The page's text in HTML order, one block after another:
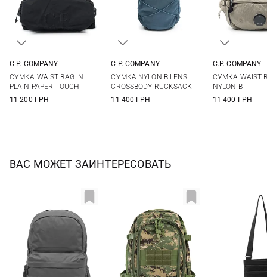
C.P. COMPANY
СУМКА WAIST BAG IN
PLAIN PAPER TOUCH
11 200 ГРН
C.P. COMPANY
СУМКА NYLON B LENS
CROSSBODY RUCKSACK
11 400 ГРН
C.P. COMPANY
СУМКА WAIST
NYLON B
11 400 ГРН
ВАС МОЖЕТ ЗАИНТЕРЕСОВАТЬ